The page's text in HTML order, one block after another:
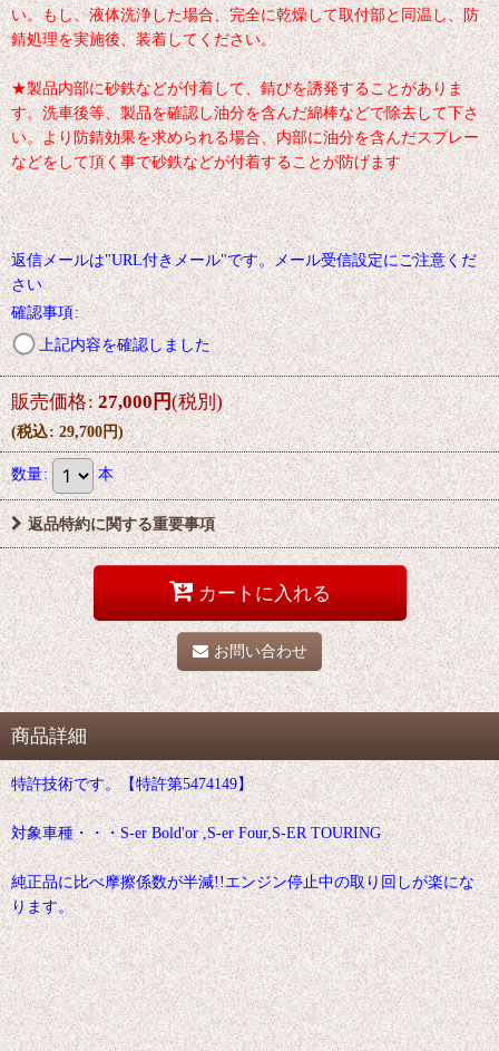
い。もし、液体洗浄した場合、完全に乾燥して取付部と同温し、防
錆処理を実施後、装着してください。
★製品内部に砂鉄などが付着して、錆びを誘発することがありま
す。洗車後等、製品を確認し油分を含んだ綿棒などで除去して下さ
い。より防錆効果を求められる場合、内部に油分を含んだスプレー
などをして頂く事で砂鉄などが付着することが防げます
返信メールは"URL付きメール"です。メール受信設定にご注意くだ
さい
確認事項:
上記内容を確認しました
販売価格: 27,000円(税別)
(税込: 29,700円)
数量: 本
返品特約に関する重要事項
カートに入れる
お問い合わせ
商品詳細
特許技術です。【特許第5474149】
対象車種・・・S-er Bold'or ,S-er Four,S-ER TOURING
純正品に比べ摩擦係数が半減!!エンジン停止中の取り回しが楽にな
ります。